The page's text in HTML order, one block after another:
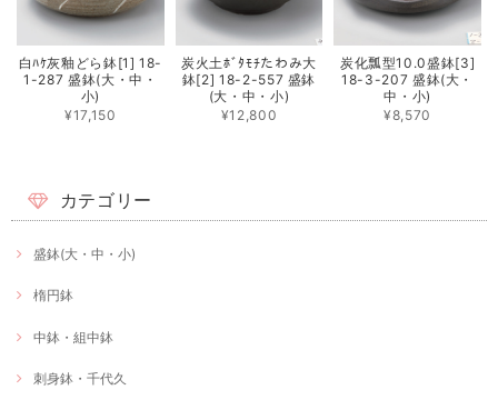
白ﾊｹ灰釉どら鉢[1] 18-
1-287 盛鉢(大・中・
小)
¥17,150
炭火土ﾎﾞﾀﾓﾁたわみ大
鉢[2] 18-2-557 盛鉢
(大・中・小)
¥12,800
炭化瓢型10.0盛鉢[3]
18-3-207 盛鉢(大・
中・小)
¥8,570
カテゴリー
盛鉢(大・中・小)
楕円鉢
中鉢・組中鉢
刺身鉢・千代久